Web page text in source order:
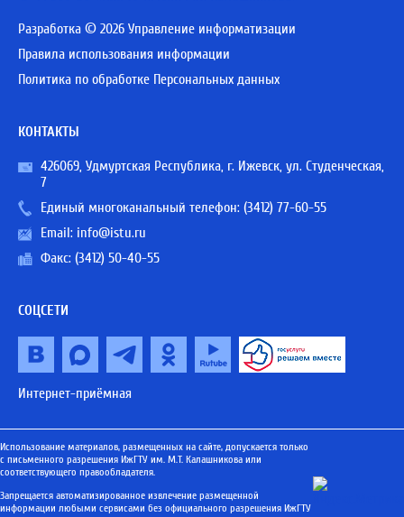
Разработка © 2026 Управление информатизации
Правила использования информации
Политика по обработке Персональных данных
КОНТАКТЫ
426069, Удмуртская Республика, г. Ижевск, ул. Студенческая,
7
Единый многоканальный телефон: (3412) 77-60-55
Email: info@istu.ru
Факс: (3412) 50-40-55
СОЦСЕТИ
Интернет-приёмная
Использование материалов, размещенных на сайте, допускается только
с письменного разрешения ИжГТУ им. М.Т. Калашникова или
соответствующего правообладателя.
Запрещается автоматизированное извлечение размещенной
информации любыми сервисами без официального разрешения ИжГТУ